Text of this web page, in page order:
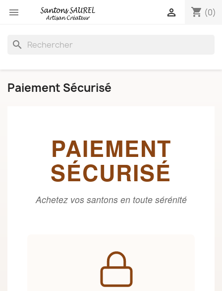
 shopping_cart (0)

search
Paiement Sécurisé
PAIEMENT
SÉCURISÉ
Achetez vos santons en toute sérénité